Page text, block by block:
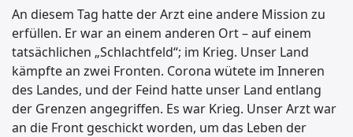
An diesem Tag hatte der Arzt eine andere Mission zu
erfüllen. Er war an einem anderen Ort – auf einem
tatsächlichen „Schlachtfeld“; im Krieg. Unser Land
kämpfte an zwei Fronten. Corona wütete im Inneren
des Landes, und der Feind hatte unser Land entlang
der Grenzen angegriffen. Es war Krieg. Unser Arzt war
an die Front geschickt worden, um das Leben der